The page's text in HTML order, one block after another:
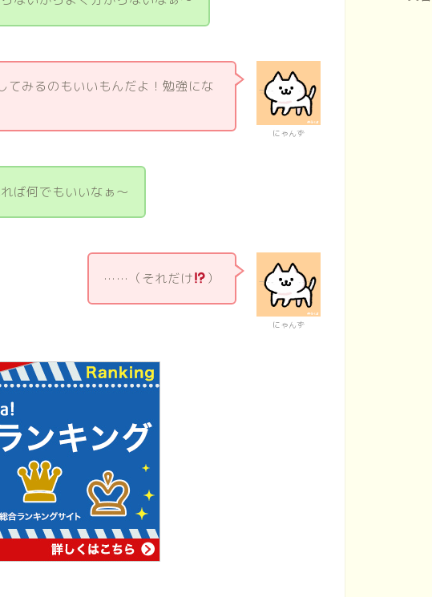
にゃんず
てみるのもいいもんだよ！勉強にな
ば何でもいいなぁ～
にゃんず
……（それだけ ）